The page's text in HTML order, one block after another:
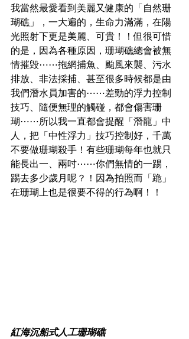
我當然最愛看到美麗又健康的「自然珊
瑚礁」，一大遍的，生命力滿滿，在陽
光照射下更是美麗、可貴！！但很可惜
的是，因為各種原因，珊瑚礁總會被無
情摧毁⋯⋯拖網捕魚、颱風來襲、污水
排放、非法採捕、甚至很多時候都是由
我們潛水員加害的⋯⋯差勁的浮力控制
技巧、隨便無理的觸碰，都會傷害珊
瑚⋯⋯所以我一直都會提醒「潛龍」中
人，把「中性浮力」技巧控制好，千萬
不要做珊瑚殺手！有些珊瑚每年也就只
能長出一、兩吋⋯⋯你們無情的一踢，
踢去多少歲月呢？！因為拍照而「跪」
在珊瑚上也是很要不得的行為啊！！
紅海沉船式人工珊瑚礁